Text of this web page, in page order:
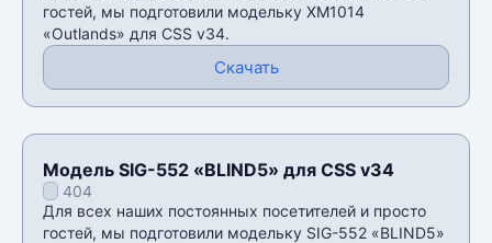
гостей, мы подготовили модельку XM1014
«Outlands» для CSS v34.
Скачать
Модель SIG-552 «BLIND5» для CSS v34
404
Для всех наших постоянных посетителей и просто
гостей, мы подготовили модельку SIG-552 «BLIND5»